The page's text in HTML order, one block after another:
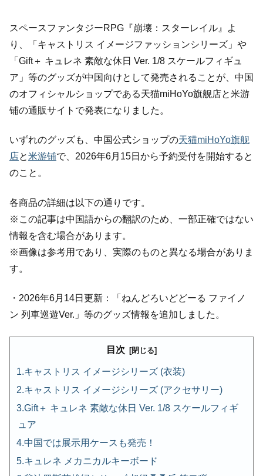
スペースファンタジーRPG『崩壊：スターレイル』よ
り、「キャストリス イメージファッションシリーズ」や
「Gift＋ キュレネ 素敵な休日 Ver. 1/8 スケールフィギュ
ア」等のグッズが中国向けとして発売されることが、中国
のオフィシャルショップである天猫miHoYo旗舰店と米游
铺の通販サイトで発表になりました。
いずれのグッズも、中国公式ショップの天猫miHoYo旗舰
店と米游铺で、2026年6月15日から予約受付を開始すると
のこと。
各商品の詳細は以下の通りです。
※この記事は中国語からの翻訳のため、一部正確ではない
情報を含む場合があります。
※画像は参考用であり、実際のものと異なる場合がありま
す。
・2026年6月14日更新：「ねんどろいどどーる ファイノ
ン 列車巡遊Ver.」等のグッズ情報を追加しました。
目次
キャストリス イメージシリーズ (衣装)
キャストリス イメージシリーズ (アクセサリー)
Gift＋ キュレネ 素敵な休日 Ver. 1/8 スケールフィギ
ュア
中国では展示用ケースも発売！
キュレネ メカニカルキーボード